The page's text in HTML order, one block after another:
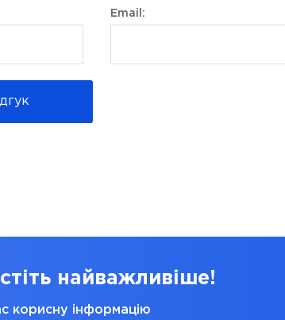
Email:
найважливіше!
корисну інформацію